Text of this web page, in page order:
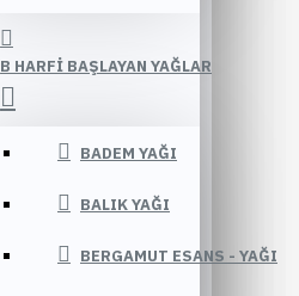
B HARFI BAŞLAYAN YAĞLAR
BADEM YAĞI
BALIK YAĞI
BERGAMUT ESANS - YAĞI